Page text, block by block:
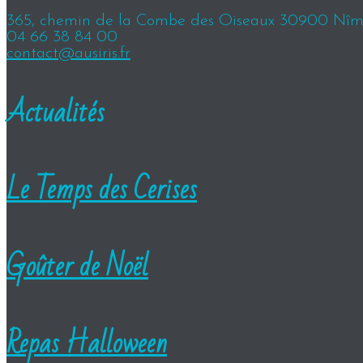
365, chemin de la Combe des Oiseaux 30900
04 66 38 84 00
contact@ausiris.fr
Actualités
Le Temps des Cerises
Goûter de Noël
Repas Halloween